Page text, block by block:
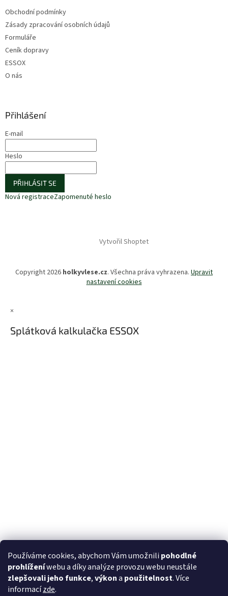
Používáme cookies, abychom Vám umožnili pohodlné
prohlíženíwebu a díky analýze provozu webu neustále
zlepšovali jeho funkce,výkona použitelnost. Více
informacízde.
Obchodní podmínky
Zásady zpracování osobních údajů
Formuláře
Ceník dopravy
ESSOX
O nás
Přihlášení
E-mail
Heslo
PŘIHLÁSIT SE
Nová registraceZapomenuté heslo
Vytvořil Shoptet
Copyright 2026 holkyvlese.cz. Všechna práva vyhrazena. Upravit
nastavení cookies
×
Splátková kalkulačka ESSOX